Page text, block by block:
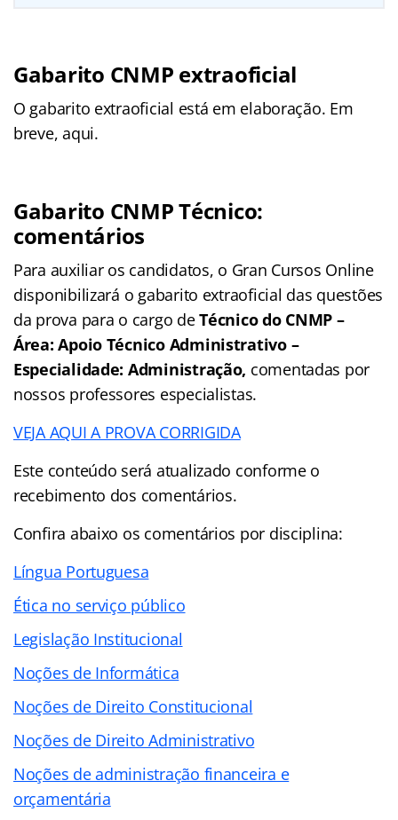
Gabarito CNMP extraoficial
O gabarito extraoficial está em elaboração. Em
breve, aqui.
Gabarito CNMP Técnico:
comentários
Para auxiliar os candidatos, o Gran Cursos Online
disponibilizará o gabarito extraoficial das questões
da prova para o cargo deTécnico do CNMP –
Área: Apoio Técnico Administrativo –
Especialidade: Administração, comentadas por
nossos professores especialistas.
VEJA AQUI A PROVA CORRIGIDA
Este conteúdo será atualizado conforme o
recebimento dos comentários.
Confira abaixo os comentários por disciplina:
Língua Portuguesa
Ética no serviço público
Legislação Institucional
Noções de Informática
Noções de Direito Constitucional
Noções de Direito Administrativo
Noções de administração financeira e
orçamentária